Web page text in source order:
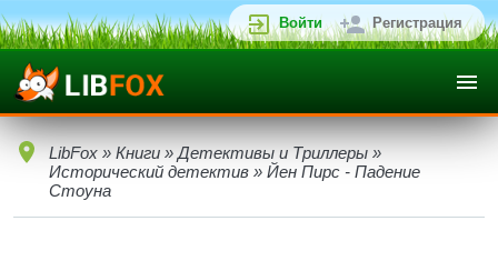
Войти Регистрация
LibFox » Книги » Детективы и Триллеры »
Исторический детектив » Йен Пирс - Падение
Стоуна